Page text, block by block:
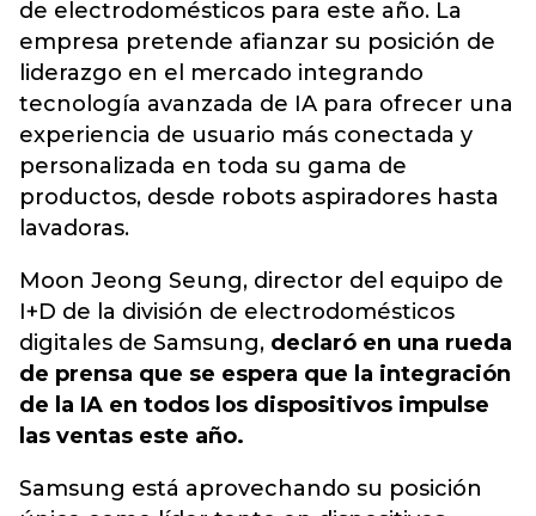
de electrodomésticos para este año. La
empresa pretende afianzar su posición de
liderazgo en el mercado integrando
tecnología avanzada de IA para ofrecer una
experiencia de usuario más conectada y
personalizada en toda su gama de
productos, desde robots aspiradores hasta
lavadoras.
Moon Jeong Seung, director del equipo de
I+D de la división de electrodomésticos
digitales de Samsung, declaró en una rueda
de prensa que se espera que la integración
de la IA en todos los dispositivos impulse
las ventas este año.
Samsung está aprovechando su posición